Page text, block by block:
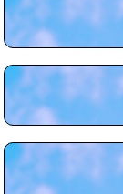
コンクリート
モルタル補修
モルタル補修
追加人工